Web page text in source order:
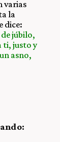
varias
la
dice:
júbilo,
ti, justo y
asno,